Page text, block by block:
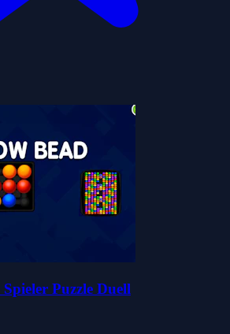
Puzzle Duell